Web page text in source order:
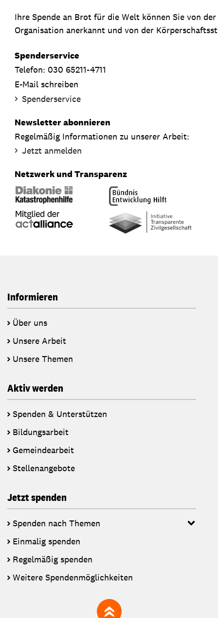
Ihre Spende an Brot für die Welt können Sie von
Organisation anerkannt und von der
Spenderservice
Telefon: 030 65211-4711
E-Mail schreiben
Spenderservice
Newsletter abonnieren
Regelmäßig Informationen zu unserer Arbeit:
Jetzt anmelden
Netzwerk und Transparenz
Informieren
Über uns
Unsere Arbeit
Unsere Themen
Aktiv werden
Spenden & Unterstützen
Bildungsarbeit
Gemeindearbeit
Stellenangebote
Jetzt spenden
Spenden nach Themen
Einmalig spenden
Regelmäßig spenden
Weitere Spendenmöglichkeiten